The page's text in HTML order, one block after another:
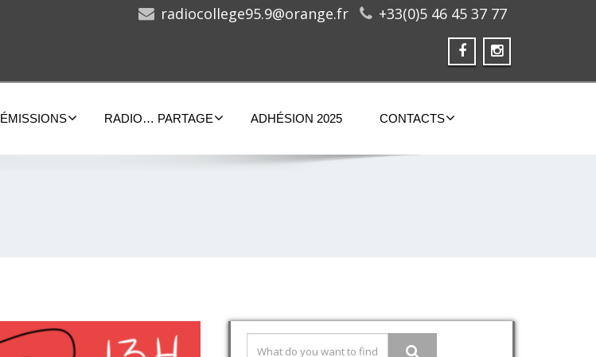
radiocollege95.9@orange.fr +33(0)5 46 45 37 77
ÉMISSIONS RADIO… PARTAGE ADHÉSION 2025 CONTACTS